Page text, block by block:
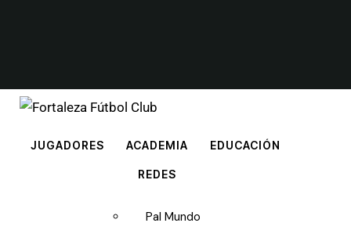
JUGADORES ACADEMIA EDUCACIÓN
REDES
Pal Mundo